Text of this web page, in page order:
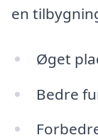
en
Øget
Bedre